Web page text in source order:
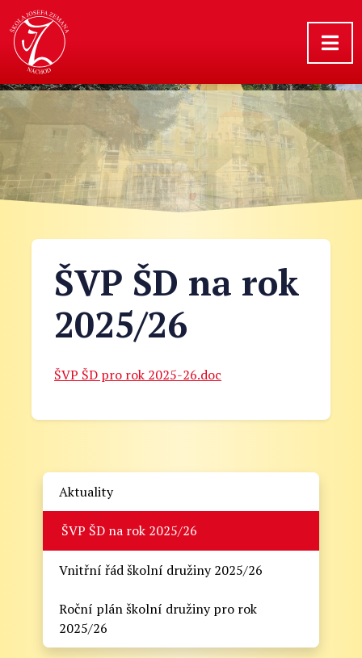
ŠVP ŠD na rok
2025/26
ŠVP ŠD pro rok 2025-26.doc
Aktuality
ŠVP ŠD na rok 2025/26
Vnitřní řád školní družiny 2025/26
Roční plán školní družiny pro rok
2025/26